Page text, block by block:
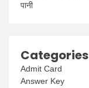
पानी
Categories
Admit Card
Answer Key